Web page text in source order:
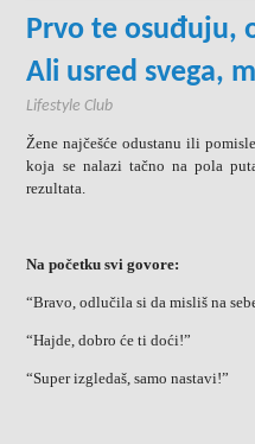
Prvo te osuđuju,
Ali usred svega,
Lifestyle Club
Žene najčešće odustanu ili
koja se nalazi tačno na pola
rezultata.
Na početku svi govore:
“Bravo, odlučila si da misliš na
“Hajde, dobro će ti doći!”
“Super izgledaš, samo nastavi!”